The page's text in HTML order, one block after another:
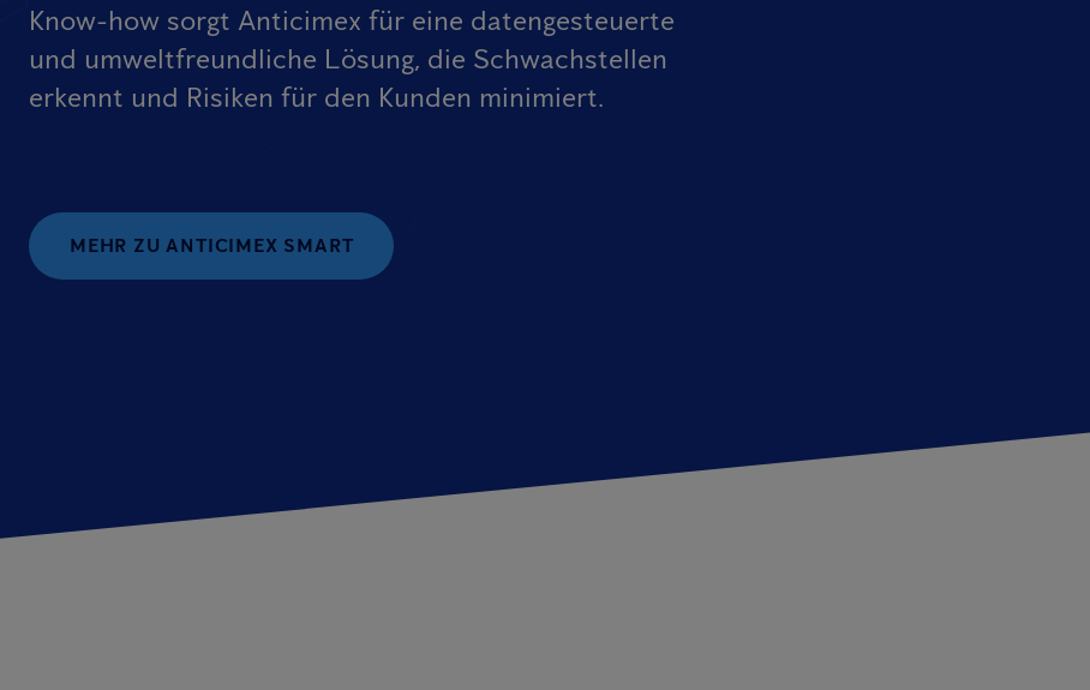
Know-how sorgt Anticimex für eine datengesteuerte
und umweltfreundliche Lösung, die Schwachstellen
erkennt und Risiken für den Kunden minimiert.
MEHR ZU ANTICIMEX SMART